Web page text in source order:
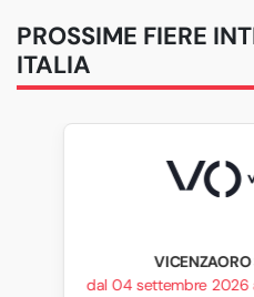
PROSSIME FIERE
ITALIA
VICENZAORO
dal 04 settembre